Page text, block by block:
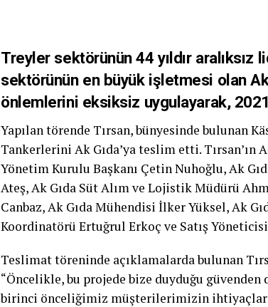
Treyler sektörünün 44 yıldır
sektörünün en büyük işletmesi olan
önlemlerini eksiksiz uygulayarak,
Yapılan törende Tırsan, bünyesinde bulunan
Tankerlerini Ak Gıda’ya teslim etti. Tırsan’ın
Yönetim Kurulu Başkanı Çetin Nuhoğlu, Ak
Ateş, Ak Gıda Süt Alım ve Lojistik Müdürü
Canbaz, Ak Gıda Mühendisi İlker Yüksel, Ak
Koordinatörü Ertuğrul Erkoç ve Satış
Teslimat töreninde açıklamalarda bulunan
“Öncelikle, bu projede bize duyduğu güvenden
birinci önceliğimiz müşterilerimizin